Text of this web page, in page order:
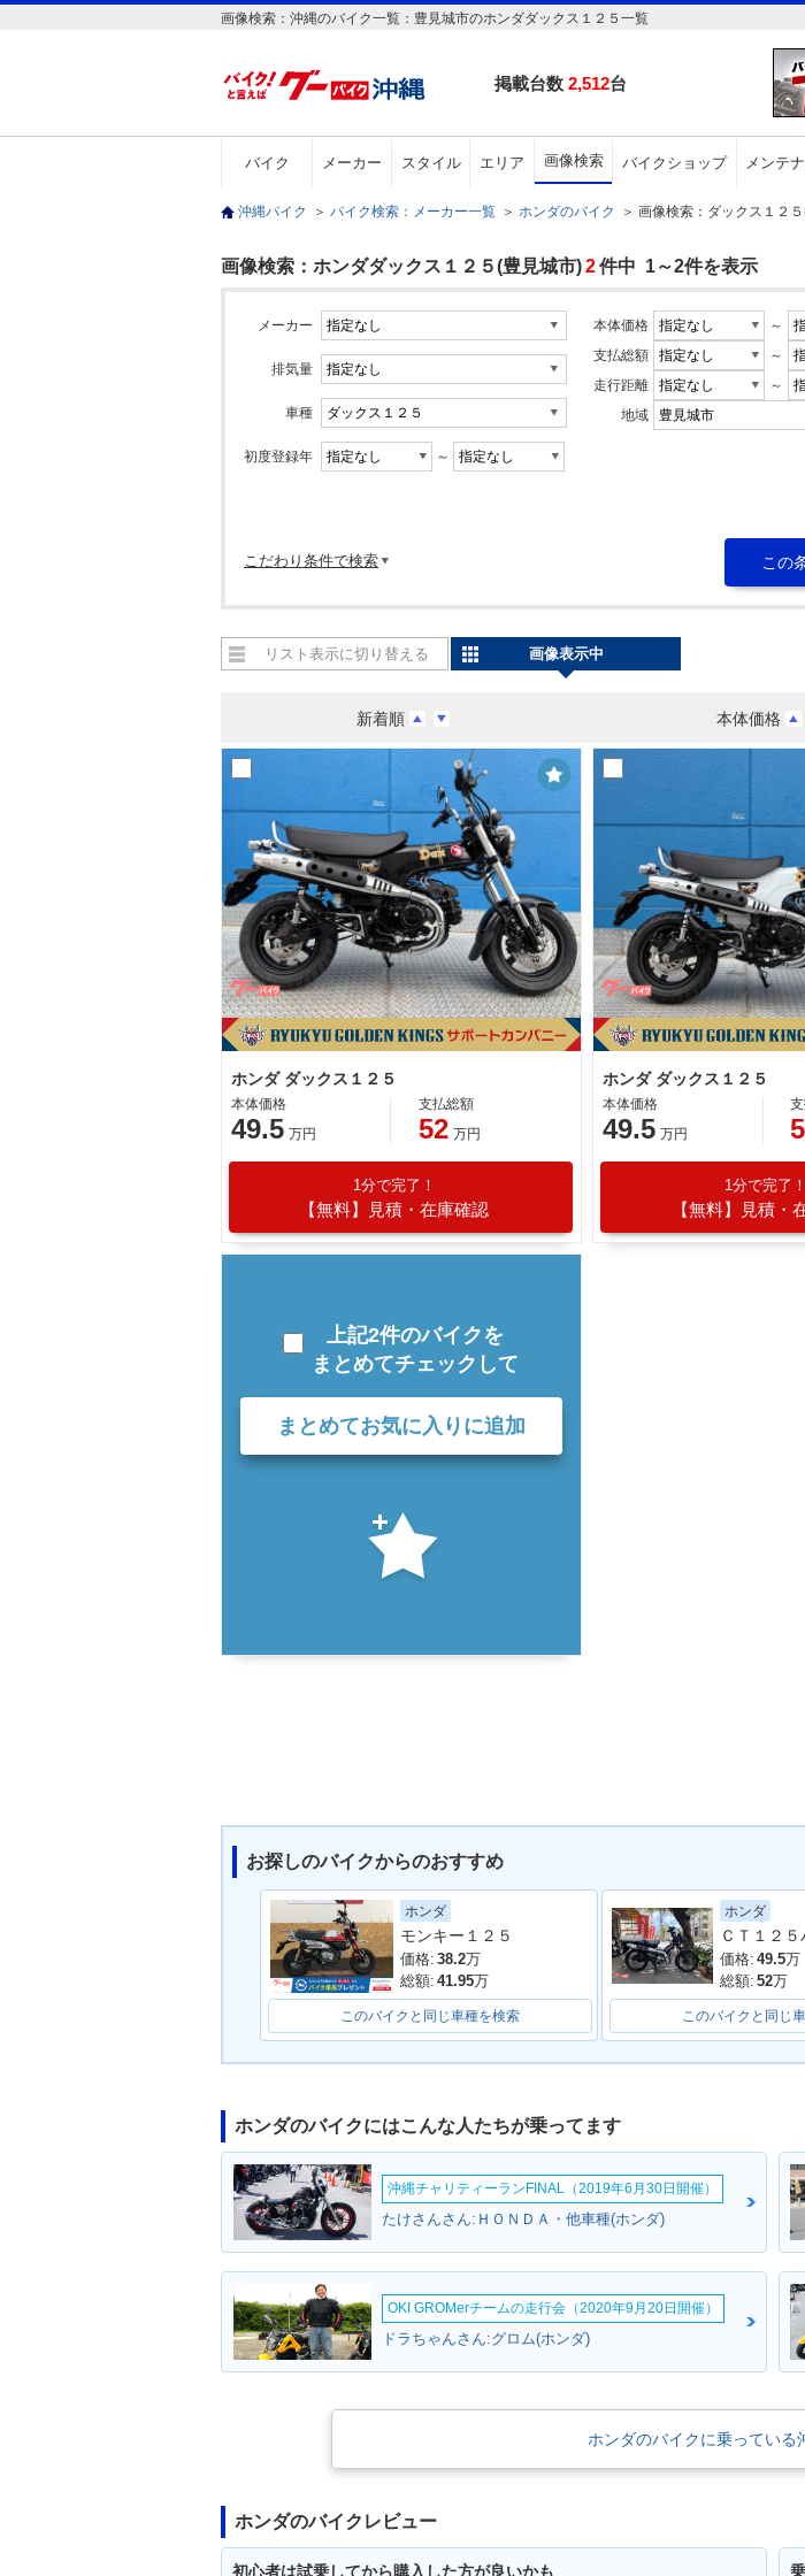
画像検索：沖縄のバイク一覧：豊見城市のホンダダックス１２５一覧
掲載台数 2,512台
バイク メーカー スタイル エリア 画像検索 バイクショップ メンテ
沖縄バイク ＞ バイク検索：メーカー一覧 ＞ ホンダのバイク ＞ 画像検索：ダックス１２
画像検索：ホンダダックス１２５(豊見城市)2件中 1～2件を表示
メーカー
排気量
車種
初度登録年 ～
本体価格
～
支払総額
～
走行距離
～
地域
こだわり条件で検索
新着順 本体価格
リスト表示に切り替える 画像表示中
ホンダ ダックス１２５
本体価格
49.5 万円
支払総額
52 万円
1分で完了！
【無料】見積・在庫確認
ホンダ ダックス１２５
本体価格
49.5 万円
1分で完了！
【無料】見積・
上記2件のバイクを
まとめてチェックして
まとめてお気に入りに追加
お探しのバイクからのおすすめ
ホンダ
モンキー１２５
価格: 38.2万
総額: 41.95万
このバイクと同じ車種を検索
ホンダ
価格: 49.5万
総額: 52万
このバイクと同じ
ホンダのバイクにはこんな人たちが乗ってます
沖縄チャリティーランFINAL（2019年6月30日開催）
たけさんさん:ＨＯＮＤＡ・他車種(ホンダ)
OKI GROMerチームの走行会（2020年9月20日開催）
ドラちゃんさん:グロム(ホンダ)
ホンダのバイクに乗っている
ホンダのバイクレビュー
初心者は試乗してから購入した方が良いかも